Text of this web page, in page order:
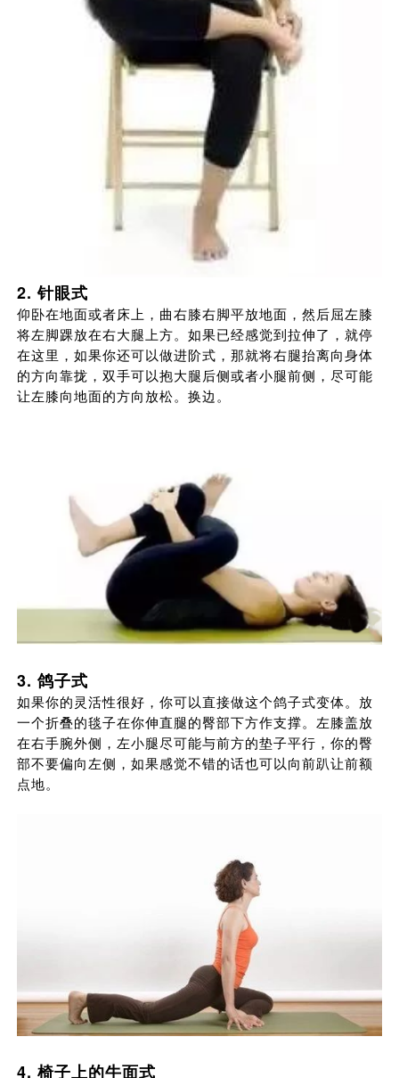
2. 针眼式
仰卧在地面或者床上，曲右膝右脚平放地面，然后屈左膝
将左脚踝放在右大腿上方。如果已经感觉到拉伸了，就停
在这里，如果你还可以做进阶式，那就将右腿抬离向身体
的方向靠拢，双手可以抱大腿后侧或者小腿前侧，尽可能
让左膝向地面的方向放松。换边。
3. 鸽子式
如果你的灵活性很好，你可以直接做这个鸽子式变体。放
一个折叠的毯子在你伸直腿的臀部下方作支撑。左膝盖放
在右手腕外侧，左小腿尽可能与前方的垫子平行，你的臀
部不要偏向左侧，如果感觉不错的话也可以向前趴让前额
点地。
4. 椅子上的牛面式